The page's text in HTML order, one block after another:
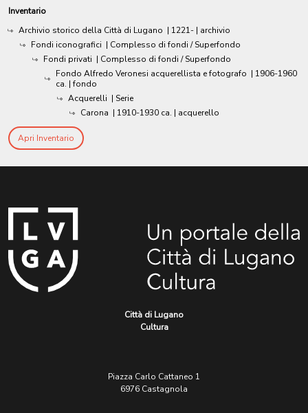
Inventario
Archivio storico della Città di Lugano | 1221- | archivio
Fondi iconografici | Complesso di fondi / Superfondo
Fondi privati | Complesso di fondi / Superfondo
Fondo Alfredo Veronesi acquerellista e fotografo | 1906-1960
ca. | fondo
Acquerelli | Serie
Carona | 1910-1930 ca. | acquerello
Apri Inventario
Città di Lugano
Cultura
Piazza Carlo Cattaneo 1
6976 Castagnola